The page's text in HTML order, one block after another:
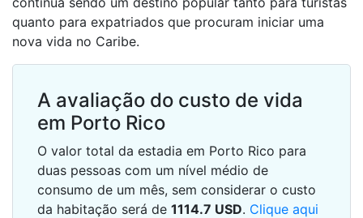
quanto para expatriados que procuram iniciar uma
nova vida no Caribe.
A avaliação do custo de vida
em Porto Rico
O valor total da estadia em Porto Rico para
duas pessoas com um nível médio de
consumo de um mês, sem considerar o custo
da habitação será de 1114.7 USD. Clique aqui